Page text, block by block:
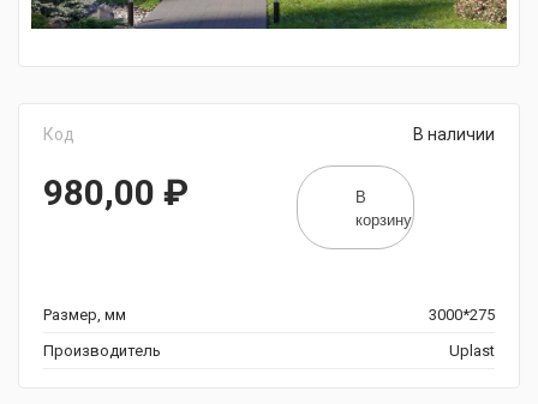
Код В наличии
980,00 ₽
В
корзину
Размер, мм
3000*275
Производитель
Uplast